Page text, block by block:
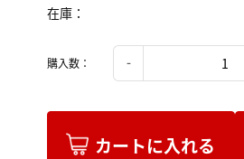
在庫
購入数：
カートに入れる